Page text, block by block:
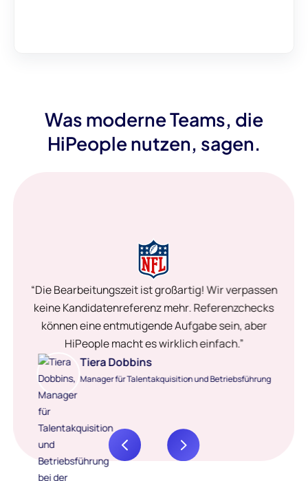
Was moderne Teams, die
HiPeople nutzen, sagen.
“Die Bearbeitungszeit ist großartig! Wir verpassen
keine Kandidatenreferenz mehr. Referenzchecks
können eine entmutigende Aufgabe sein, aber
HiPeople macht es wirklich einfach.”
Tiera Dobbins
Manager für Talentakquisition und Betriebsführung